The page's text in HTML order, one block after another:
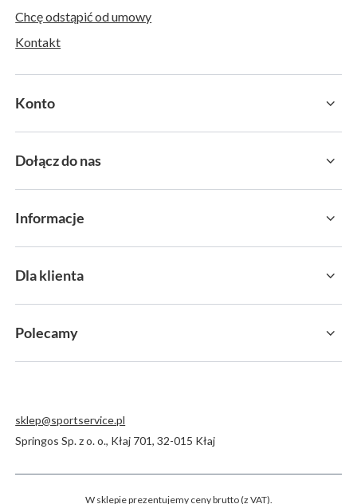
Chcę odstąpić od umowy
Kontakt
Konto
Dołącz do nas
Informacje
Dla klienta
Polecamy
sklep@sportservice.pl
Springos Sp. z o. o., Kłaj 701,32-015 Kłaj
W sklepie prezentujemy ceny brutto (z VAT).